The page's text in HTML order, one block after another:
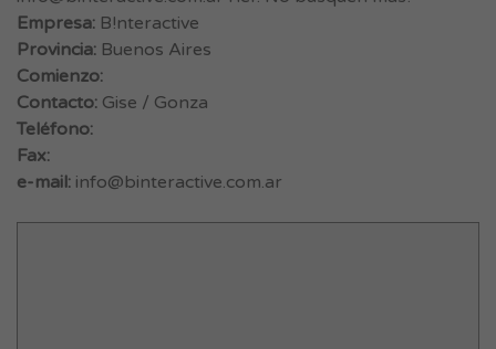
Empresa: B!nteractive
Provincia: Buenos Aires
Comienzo:
Contacto: Gise / Gonza
Teléfono:
Fax:
e-mail: info@binteractive.com.ar